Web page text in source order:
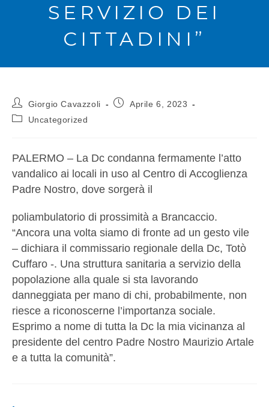
SERVIZIO DEI
CITTADINI”
Giorgio Cavazzoli
Aprile 6, 2023
Uncategorized
PALERMO – La Dc condanna fermamente l’atto
vandalico ai locali in uso al Centro di Accoglienza
Padre Nostro, dove sorgerà il
poliambulatorio di prossimità a Brancaccio.
“Ancora una volta siamo di fronte ad un gesto vile
– dichiara il commissario regionale della Dc, Totò
Cuffaro -. Una struttura sanitaria a servizio della
popolazione alla quale si sta lavorando
danneggiata per mano di chi, probabilmente, non
riesce a riconoscerne l’importanza sociale.
Esprimo a nome di tutta la Dc la mia vicinanza al
presidente del centro Padre Nostro Maurizio Artale
e a tutta la comunità”.